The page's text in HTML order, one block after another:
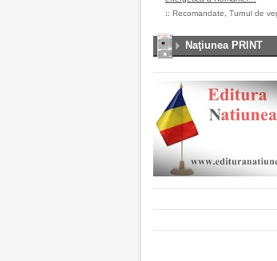
:: Recomandate Turnul de
Naţiunea PRINT